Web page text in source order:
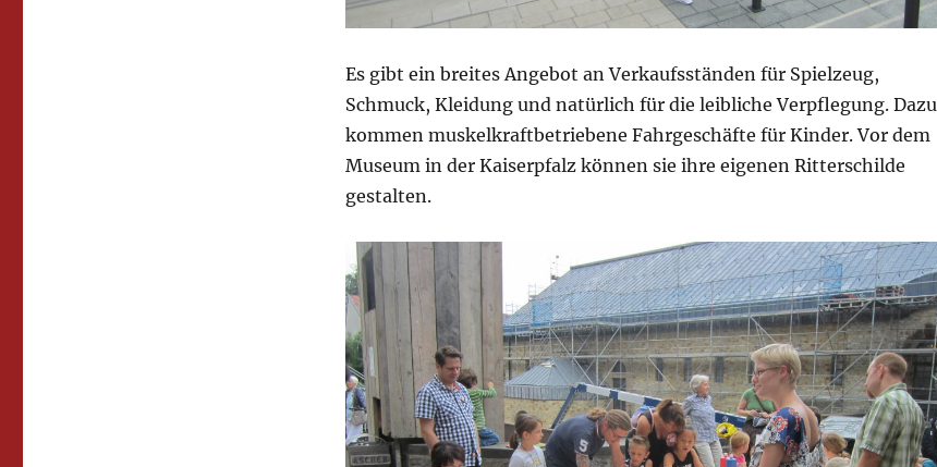
Es gibt ein breites Angebot an Verkaufsständen für Spielzeug,
Schmuck, Kleidung und natürlich für die leibliche Verpflegung. Dazu
kommen muskelkraftbetriebene Fahrgeschäfte für Kinder. Vor dem
Museum in der Kaiserpfalz können sie ihre eigenen Ritterschilde
gestalten.